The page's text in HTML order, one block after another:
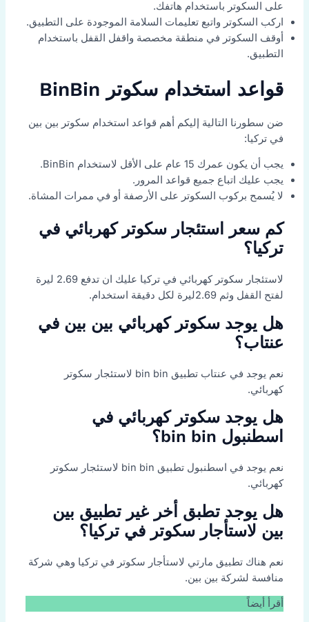
على السكوتر باستخدام هاتفك.
اركب السكوتر واتبع تعليمات السلامة الموجودة على التطبيق.
أوقف السكوتر في منطقة مخصصة واقفل القفل باستخدام
التطبيق.
قواعد استخدام سكوتر BinBin
ضن سطورنا التالية إليكم أهم قواعد استخدام سكوتر بين بين
في تركيا:
يجب أن يكون عمرك 15 عام على الأقل لاستخدام BinBin.
يجب عليك اتباع جميع قواعد المرور.
لا يُسمح بركوب السكوتر على الأرصفة أو في ممرات المشاة.
كم سعر استئجار سكوتر كهربائي في
تركيا؟
لاستئجار سكوتر كهربائي في تركيا عليك ان تدفع 2.69 ليرة
لفتح القفل وثم 2.69ليرة لكل دقيقة استخدام.
هل يوجد سكوتر كهربائي بين بين في
عنتاب؟
نعم يوجد في عنتاب تطبيق bin bin لاستئجار سكوتر
كهربائي.
هل يوجد سكوتر كهربائي في
اسطنبول bin bin؟
نعم يوجد في اسطنبول تطبيق bin bin لاستئجار سكوتر
كهربائي.
هل يوجد تطبق أخر غير تطبيق بين
بين لاستأجار سكوتر في تركيا؟
نعم هناك تطبيق مارتي لاستأجار سكوتر في تركيا وهي شركة
منافسة لشركة بين بين.
أقرأ أيضاً